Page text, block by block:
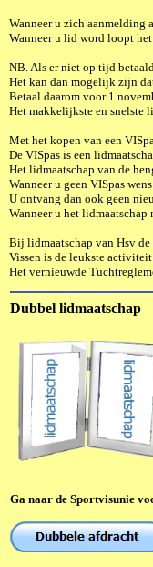
Wanneer u zich
Wanneer u lid word loopt
NB. Als er niet op tijd
Het kan dan mogelijk zijn
Betaal daarom voor 1
Het makkelijkste en snelste
Met het kopen van een
De VISpas is een
Het lidmaatschap van de
Wanneer u geen VISpas
U ontvang dan ook geen
Wanneer u het
Bij lidmaatschap van Hsv
Vissen is de leukste
Het vernieuwde
Dubbel lidmaatschap
Ga naar de Sportvisunie